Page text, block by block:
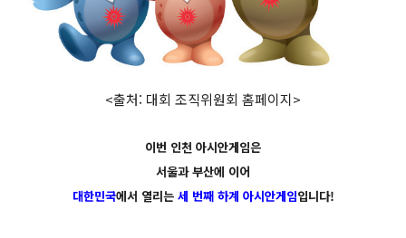
<출처: 대회 조직위원회 홈페이지>
이번 인천 아시안게임은
서울과 부산에 이어
대한민국에서 열리는 세 번째 하계 아시안게임입니다!